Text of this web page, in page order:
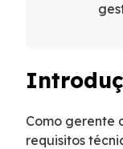
Como gerente
requisitos